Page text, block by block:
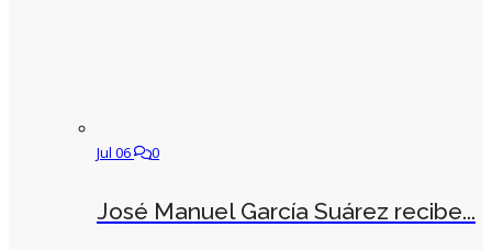
Jul 06 0
José Manuel García Suárez recibe...